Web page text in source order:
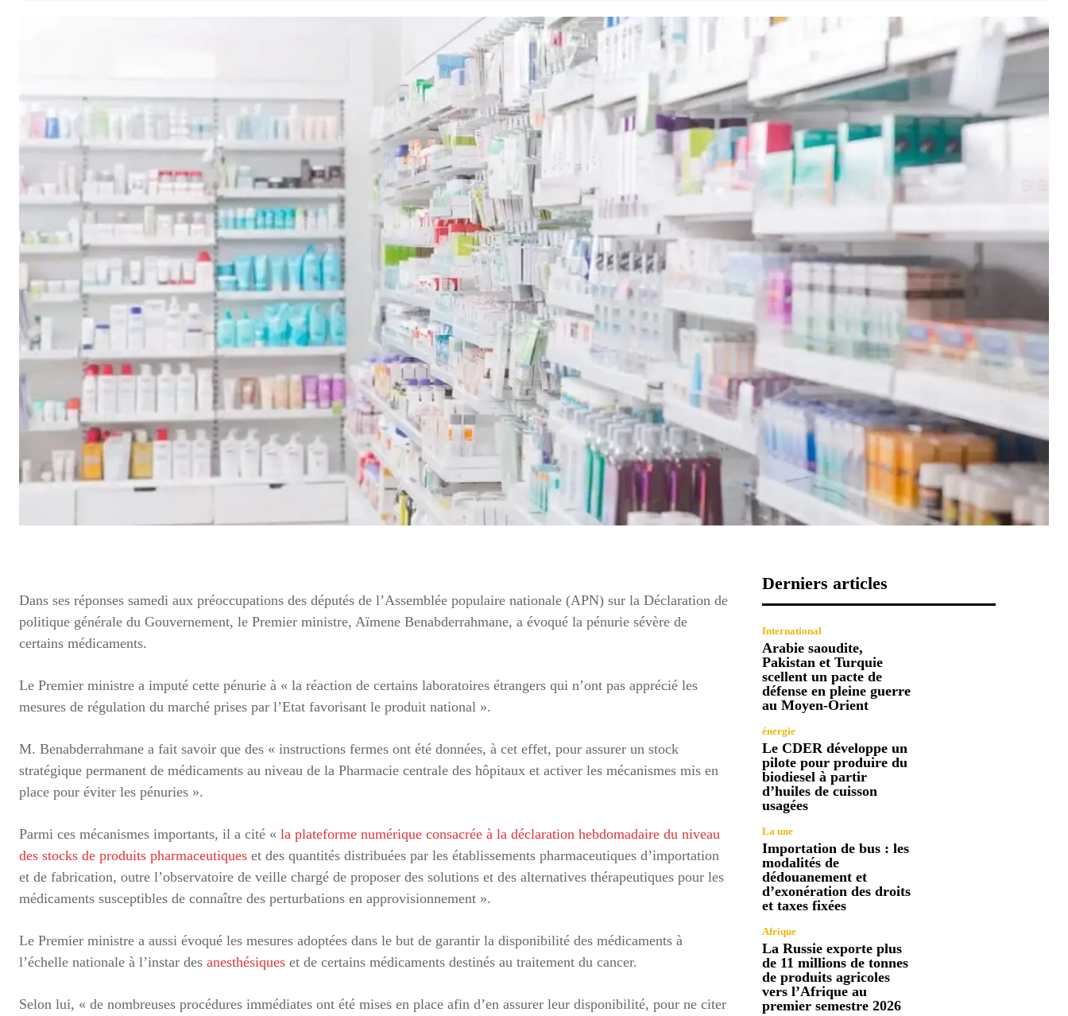
Dans ses réponses samedi aux préoccupations des députés de l’Assemblée populaire nationale (APN) sur la Déclaration de
politique générale du Gouvernement, le Premier ministre, Aïmene Benabderrahmane, a évoqué la pénurie sévère de
certains médicaments.
Le Premier ministre a imputé cette pénurie à « la réaction de certains laboratoires étrangers qui n’ont pas apprécié les
mesures de régulation du marché prises par l’Etat favorisant le produit national ».
M. Benabderrahmane a fait savoir que des « instructions fermes ont été données, à cet effet, pour assurer un stock
stratégique permanent de médicaments au niveau de la Pharmacie centrale des hôpitaux et activer les mécanismes mis en
place pour éviter les pénuries ».
Parmi ces mécanismes importants, il a cité « la plateforme numérique consacrée à la déclaration hebdomadaire du niveau
des stocks de produits pharmaceutiques et des quantités distribuées par les établissements pharmaceutiques d’importation
et de fabrication, outre l’observatoire de veille chargé de proposer des solutions et des alternatives thérapeutiques pour les
médicaments susceptibles de connaître des perturbations en approvisionnement ».
Le Premier ministre a aussi évoqué les mesures adoptées dans le but de garantir la disponibilité des médicaments à
l’échelle nationale à l’instar des anesthésiques et de certains médicaments destinés au traitement du cancer.
Selon lui, « de nombreuses procédures immédiates ont été mises en place afin d’en assurer leur disponibilité, pour ne citer
Derniers articles
International
Arabie saoudite,
Pakistan et Turquie
scellent un pacte de
défense en pleine guerre
au Moyen-Orient
énergie
Le CDER développe un
pilote pour produire du
biodiesel à partir
d’huiles de cuisson
usagées
La une
Importation de bus : les
modalités de
dédouanement et
d’exonération des droits
et taxes fixées
Afrique
La Russie exporte plus
de 11 millions de tonnes
de produits agricoles
vers l’Afrique au
premier semestre 2026